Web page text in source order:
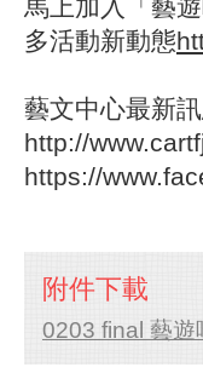
馬上加入「藝
多活動新動態
藝文中心最新
http://
https://
附件下載
0203 final 藝遊